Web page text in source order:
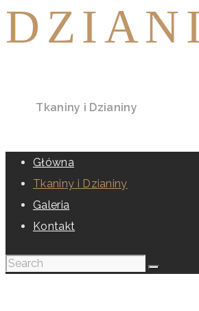
Tkaniny i Dzianiny
Główna
Tkaniny i Dzianiny
Galeria
Kontakt